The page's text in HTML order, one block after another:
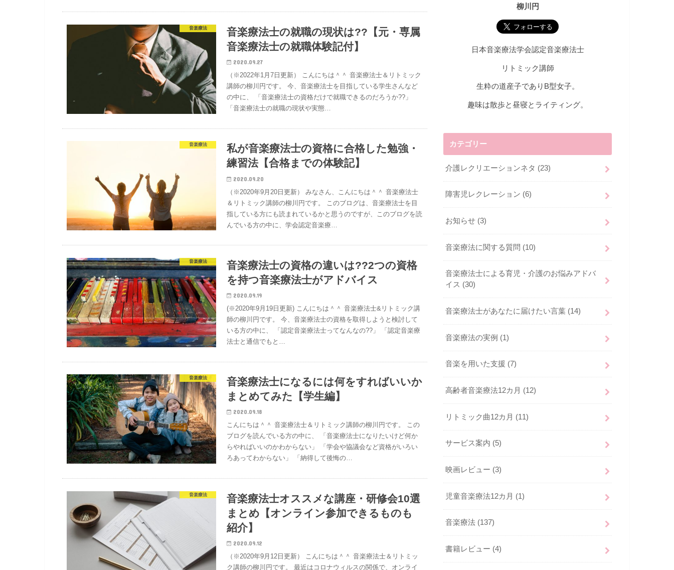
音楽療法
音楽療法士の就職の現状は??【元・専属
音楽療法士の就職体験記付】
2020.09.27
（※2022年1月7日更新） こんにちは＾＾ 音楽療法士＆リトミック
講師の柳川円です。 今、音楽療法士を目指している学生さんなど
の中に、 「音楽療法士の資格だけで就職できるのだろうか??」
「音楽療法士の就職の現状や実態…
音楽療法
私が音楽療法士の資格に合格した勉強・
練習法【合格までの体験記】
2020.09.20
（※2020年9月20日更新） みなさん、こんにちは＾＾ 音楽療法士
＆リトミック講師の柳川円です。 このブログは、音楽療法士を目
指している方にも読まれているかと思うのですが、このブログを読
んでいる方の中に、学会認定音楽療…
音楽療法
音楽療法士の資格の違いは??2つの資格
を持つ音楽療法士がアドバイス
2020.09.19
(※2020年9月19日更新) こんにちは＾＾ 音楽療法士&リトミック講
師の柳川円です。 今、音楽療法士の資格を取得しようと検討して
いる方の中に、 「認定音楽療法士ってなんなの??」 「認定音楽療
法士と通信でもと…
音楽療法
音楽療法士になるには何をすればいいか
まとめてみた【学生編】
2020.09.18
こんにちは＾＾ 音楽療法士＆リトミック講師の柳川円です。 この
ブログを読んでいる方の中に、 「音楽療法士になりたいけど何か
らやればいいのかわからない」 「学会や協議会など資格がいろい
ろあってわからない」 「納得して後悔の…
音楽療法
音楽療法士オススメな講座・研修会10選
まとめ【オンライン参加できるものも
紹介】
2020.09.12
（※2020年9月12日更新） こんにちは＾＾ 音楽療法士＆リトミッ
ク講師の柳川円です。 最近はコロナウィルスの関係で、オンライ
柳川円
日本音楽療法学会認定音楽療法士
リトミック講師
生粋の道産子でありB型女子。
趣味は散歩と昼寝とライティング。
カテゴリー
介護レクリエーションネタ (23)
障害児レクレーション (6)
お知らせ (3)
音楽療法に関する質問 (10)
音楽療法士による育児・介護のお悩みアドバ
イス (30)
音楽療法士があなたに届けたい言葉 (14)
音楽療法の実例 (1)
音楽を用いた支援 (7)
高齢者音楽療法12カ月 (12)
リトミック曲12カ月 (11)
サービス案内 (5)
映画レビュー (3)
児童音楽療法12カ月 (1)
音楽療法 (137)
書籍レビュー (4)